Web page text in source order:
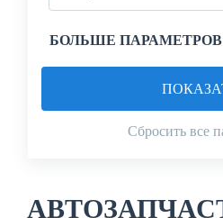
БОЛЬШЕ ПАРАМЕТРОВ
Сбросить все